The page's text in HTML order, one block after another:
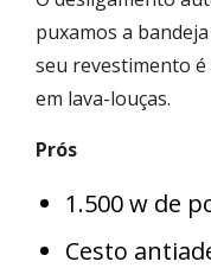
puxamos a
seu revestimento é
em lava-louças.
Prós
1.500 w de
Cesto